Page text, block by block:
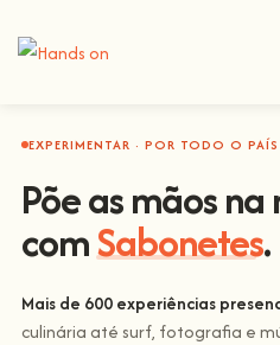
EXPERIMENTAR · POR TODO O PAÍS
Põe as mãos na
comSabonetes.
Mais de 600 experiências
culinária até surf, fotografia e